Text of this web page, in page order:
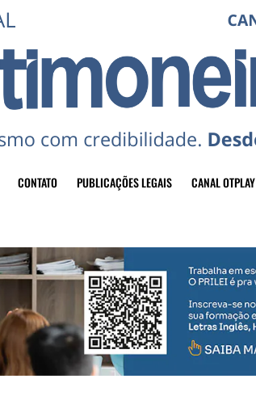
CONTATO PUBLICAÇÕES LEGAIS CANAL OTPLAY